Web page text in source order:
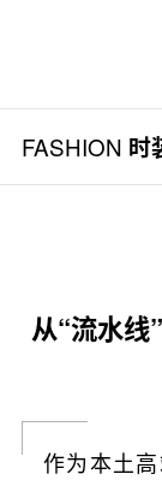
FASHION 时
从“流水线
作为本土